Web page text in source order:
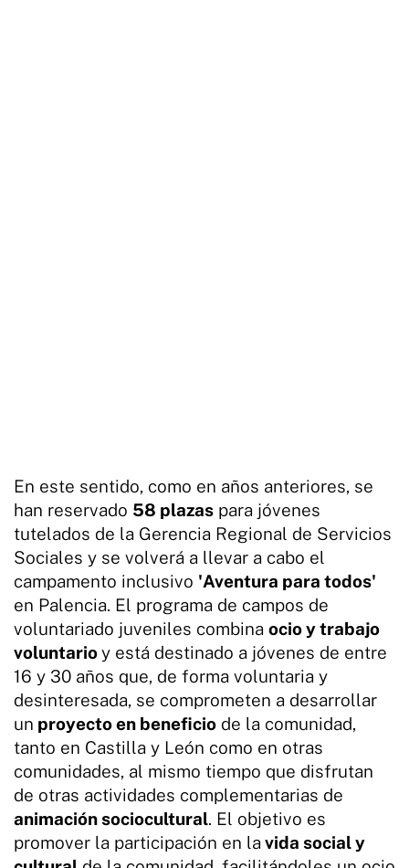
En este sentido, como en años anteriores, se
han reservado 58 plazas para jóvenes
tutelados de la Gerencia Regional de Servicios
Sociales y se volverá a llevar a cabo el
campamento inclusivo 'Aventura para todos'
en Palencia. El programa de campos de
voluntariado juveniles combina ocio y trabajo
voluntarioy está destinado a jóvenes de entre
16 y 30 años que, de forma voluntaria y
desinteresada, se comprometen a desarrollar
un proyecto en beneficio de la comunidad,
tanto en Castilla y León como en otras
comunidades, al mismo tiempo que disfrutan
de otras actividades complementarias de
animación sociocultural. El objetivo es
promover la participación en la vida social y